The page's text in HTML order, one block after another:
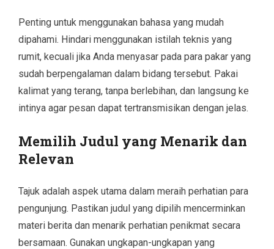
Penting untuk menggunakan bahasa yang mudah
dipahami. Hindari menggunakan istilah teknis yang
rumit, kecuali jika Anda menyasar pada para pakar yang
sudah berpengalaman dalam bidang tersebut. Pakai
kalimat yang terang, tanpa berlebihan, dan langsung ke
intinya agar pesan dapat tertransmisikan dengan jelas.
Memilih Judul yang Menarik dan
Relevan
Tajuk adalah aspek utama dalam meraih perhatian para
pengunjung. Pastikan judul yang dipilih mencerminkan
materi berita dan menarik perhatian penikmat secara
bersamaan. Gunakan ungkapan-ungkapan yang